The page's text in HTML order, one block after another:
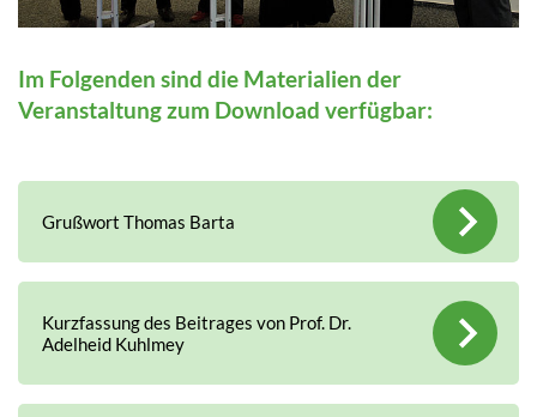
Im Folgenden sind die Materialien der
Veranstaltung zum Download verfügbar:
Grußwort Thomas Barta
Kurzfassung des Beitrages von Prof. Dr.
Adelheid Kuhlmey